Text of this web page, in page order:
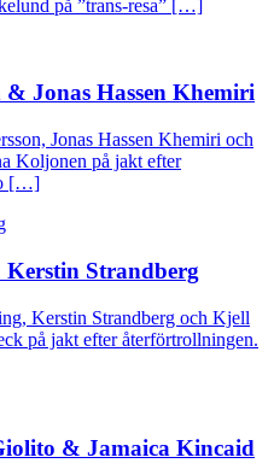
på ”trans-resa” […]
& Jonas Hassen Khemiri
Jonas Hassen Khemiri och
Koljonen på jakt efter
[…]
Strandberg
Kerstin Strandberg och Kjell
på jakt efter återförtrollningen.
& Jamaica Kincaid